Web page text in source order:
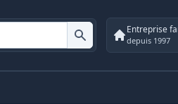
Entreprise
depuis 1997